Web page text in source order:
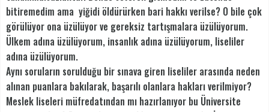
bitiremedim ama yiğidi öldürürken bari hakkı verilse? O bile çok
görülüyor ona üzülüyor ve gereksiz tartışmalara üzülüyorum.
Ülkem adına üzülüyorum, insanlık adına üzülüyorum, liseliler
adına üzülüyorum.
Aynı soruların sorulduğu bir sınava giren liseliler arasında neden
alınan puanlara bakılarak, başarılı olanlara hakları verilmiyor?
Meslek liseleri müfredatından mı hazırlanıyor bu Üniversite